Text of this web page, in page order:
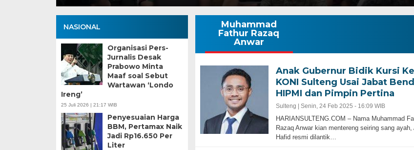
NASIONAL
Organisasi Pers-
Jurnalis Desak
Prabowo Minta
Maaf soal Sebut
Wartawan ‘Londo
Ireng’
25 Juli 2026 | 21:17 WIB
Penyesuaian Harga
BBM, Pertamax Naik
Jadi Rp16.650 Per
Liter
Muhammad
Fathur Razaq
Anwar
Anak Gubernur Bidik Kursi
KONI Sulteng Usai Jabat
HIPMI dan Pimpin Pertina
Sulteng | Senin, 24 Feb 2025 - 16:09 WIB
HARIANSULTENG.COM – Nama Muhammad
Razaq Anwar kian mentereng seiring sang ayah,
Hafid resmi dilantik…